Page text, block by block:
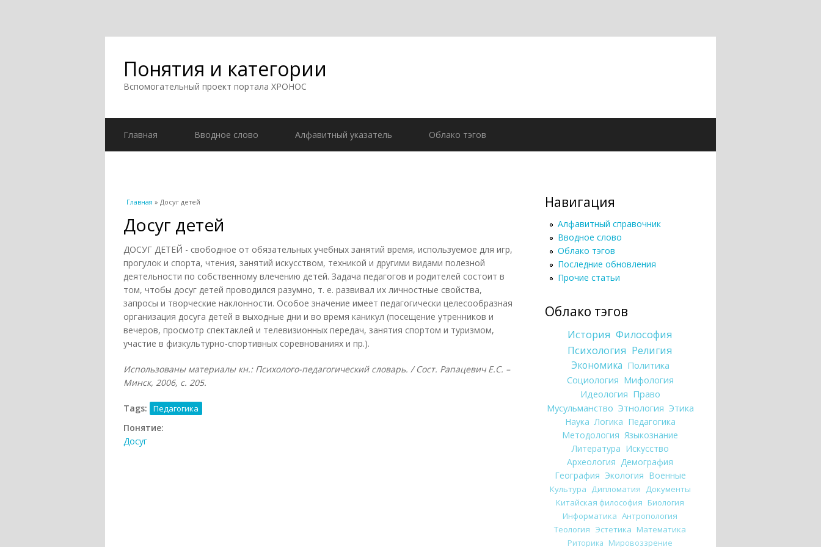
Понятия и категории
Вспомогательный проект портала ХРОНОС
Главная Вводное слово Алфавитный указатель Облако тэгов
Вы здесь
Главная » Досуг детей
Досуг детей
ДОСУГ ДЕТЕЙ - свободное от обязательных учебных занятий время, используемое для игр,
прогулок и спорта, чтения, занятий искусством, техникой и другими видами полезной
деятельности по собственному влечению детей. Задача педагогов и родителей состоит в
том, чтобы досуг детей проводился разумно, т. е. развивал их личностные свойства,
запросы и творческие наклонности. Особое значение имеет педагогически целесообразная
организация досуга детей в выходные дни и во время каникул (посещение утренников и
вечеров, просмотр спектаклей и телевизионных передач, занятия спортом и туризмом,
участие в физкультурно-спортивных соревнованиях и пр.).
Использованы материалы кн.: Психолого-педагогический словарь. / Сост. Рапацевич Е.С. –
Минск, 2006, с. 205.
Tags: Педагогика
Понятие:
Досуг
Навигация
Алфавитный справочник
Вводное слово
Облако тэгов
Последние обновления
Прочие статьи
Облако тэгов
История Философия
Психология Религия
Экономика Политика
Социология Мифология
Идеология Право
Мусульманство Этнология Этика
Наука Логика Педагогика
Методология Языкознание
Литература Искусство
Археология Демография
География Экология Военные
Культура Дипломатия Документы
Китайская философия Биология
Информатика Антропология
Теология Эстетика Математика
Риторика Мировоззрение